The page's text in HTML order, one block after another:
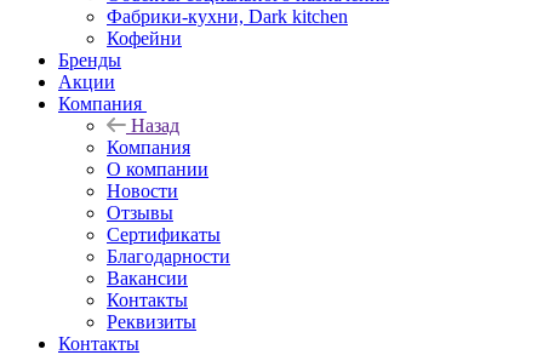
Фабрики-кухни, Dark kitchen
Кофейни
Бренды
Акции
Компания
Назад
Компания
О компании
Новости
Отзывы
Сертификаты
Благодарности
Вакансии
Контакты
Реквизиты
Контакты